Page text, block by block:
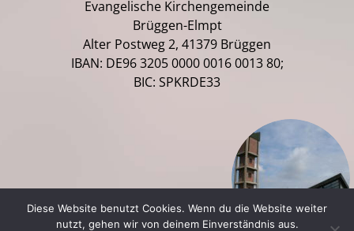
Evangelische Kirchengemeinde
Brüggen-Elmpt
Alter Postweg 2, 41379 Brüggen
IBAN: DE96 3205 0000 0016 0013 80;
BIC: SPKRDE33
Diese Website benutzt Cookies. Wenn du die Website weiter
nutzt, gehen wir von deinem Einverständnis aus.